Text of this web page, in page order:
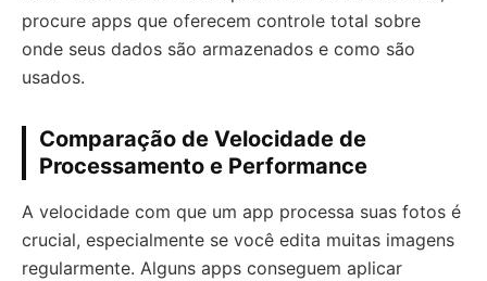
procure apps que oferecem controle total sobre
onde seus dados são armazenados e como são
usados.
Comparação de Velocidade de
Processamento e Performance
A velocidade com que um app processa suas fotos é
crucial, especialmente se você edita muitas imagens
regularmente. Alguns apps conseguem aplicar